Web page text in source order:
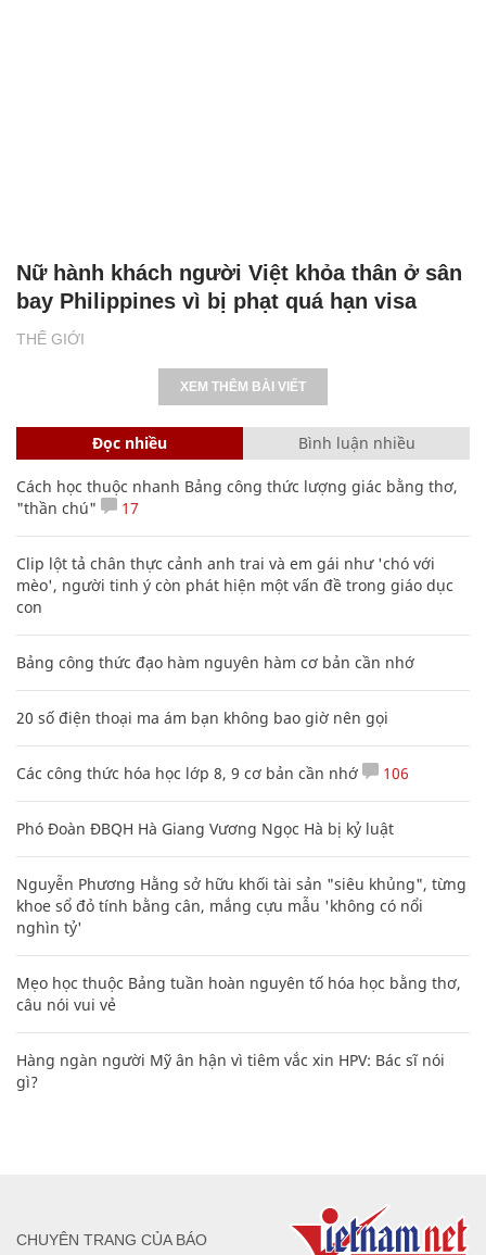
THẾ GIỚI
Nữ hành khách người Việt khỏa thân ở sân
bay Philippines vì bị phạt quá hạn visa
XEM THÊM BÀI VIẾT
Đọc nhiều Bình luận nhiều
Cách học thuộc nhanh Bảng công thức lượng giác bằng thơ,
"thần chú"
17
Clip lột tả chân thực cảnh anh trai và em gái như 'chó với
mèo', người tinh ý còn phát hiện một vấn đề trong giáo dục
con
Bảng công thức đạo hàm nguyên hàm cơ bản cần nhớ
20 số điện thoại ma ám bạn không bao giờ nên gọi
Các công thức hóa học lớp 8, 9 cơ bản cần nhớ 106
Phó Đoàn ĐBQH Hà Giang Vương Ngọc Hà bị kỷ luật
Nguyễn Phương Hằng sở hữu khối tài sản "siêu khủng", từng
khoe sổ đỏ tính bằng cân, mắng cựu mẫu 'không có nổi
nghìn tỷ'
Mẹo học thuộc Bảng tuần hoàn nguyên tố hóa học bằng thơ,
câu nói vui vẻ
Hàng ngàn người Mỹ ân hận vì tiêm vắc xin HPV: Bác sĩ nói
gì?
CHUYÊN TRANG CỦA BÁO